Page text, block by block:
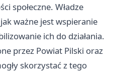
społeczne. Władze
ważne jest wspieranie
ich do działania.
przez Powiat Pilski oraz
skorzystać z tego